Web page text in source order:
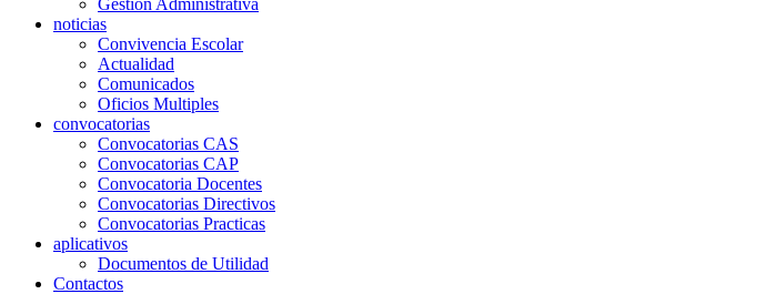
noticias
Convivencia Escolar
Actualidad
Comunicados
Oficios Multiples
convocatorias
Convocatorias CAS
Convocatorias CAP
Convocatoria Docentes
Convocatorias Directivos
Convocatorias Practicas
aplicativos
Documentos de Utilidad
Contactos